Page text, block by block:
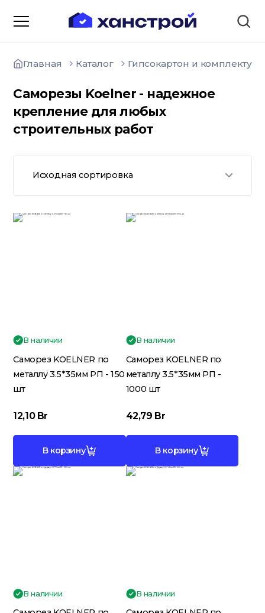
Зарядные станции для
Декоративные штукатурки
Картон; Плёнки; Мешки для
строительного мусора
Краски; Грунтовки; Пропитки
О компании
Отзывы покупателей
Вакансии
Главная Каталог Гипсокартон и
Саморезы Koelner - надежное
крепление для любых
строительных работ
Исходная сортировка
В наличии
Саморез KOELNER по
металлу 3.5*35мм РП - 150
шт
12,10 Br
В корзину
В наличии
Саморез KOELNER по
металлу 3.5*35мм РП -
1000 шт
42,79 Br
В корзину
В наличии В наличии